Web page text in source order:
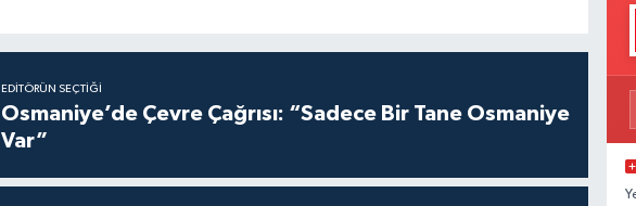
EDITÖRÜN SEÇTIĞI
Osmaniye’de Çevre Çağrısı: “Sadece Bir Tane Osmaniye
Var”